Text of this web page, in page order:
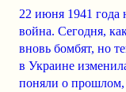
22 июня 1941 года
война. Сегодня,
вновь бомбят, но
в Украине
поняли о прошлом,